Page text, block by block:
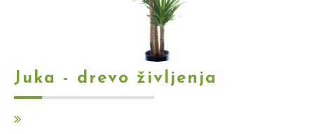
Juka - drevo življenja